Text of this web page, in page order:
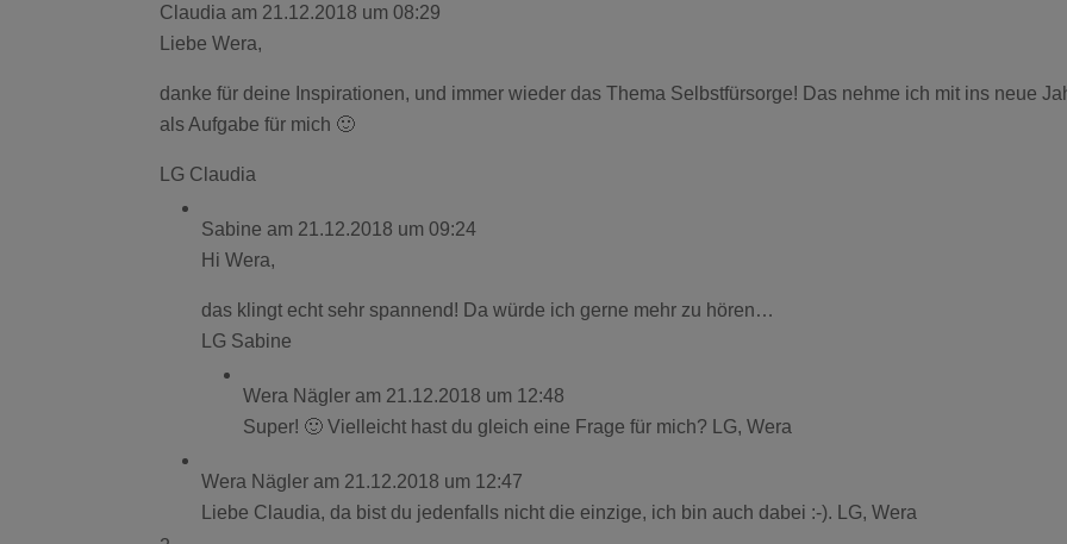
Claudia am 21.12.2018 um 08:29
Liebe Wera,
danke für deine Inspirationen, und immer wieder das Thema Selbstfürsorge! Das nehme ich mit ins neue
als Aufgabe für mich 🙂
LG Claudia
Sabine am 21.12.2018 um 09:24
Hi Wera,
das klingt echt sehr spannend! Da würde ich gerne mehr zu hören…
LG Sabine
Wera Nägler am 21.12.2018 um 12:48
Super! 🙂 Vielleicht hast du gleich eine Frage für mich? LG, Wera
Wera Nägler am 21.12.2018 um 12:47
Liebe Claudia, da bist du jedenfalls nicht die einzige, ich bin auch dabei :-). LG, Wera